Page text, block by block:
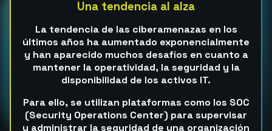
Una tendencia al alza
La tendencia de las ciberamenazas en los
últimos años ha aumentado exponencialmente
y han aparecido muchos desafíos en cuanto a
mantener la operatividad, la seguridad y la
disponibilidad de los activos IT.
Para ello, se utilizan plataformas como los SOC
(Security Operations Center) para supervisar
y administrar la seguridad de una organización